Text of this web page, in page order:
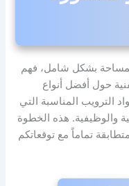
المساحة بشكل شامل، فهم
حول أفضل أنواع
الترويب المناسبة التي
والوظيفية. هذه الخطوة
تماماً مع توقعاتكم